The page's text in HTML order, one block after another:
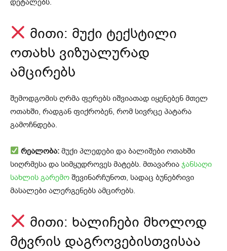
მითი: მუქი ტექსტილი
ოთახს ვიზუალურად
ამცირებს
შემოდგომის ღრმა ფერებს იშვიათად იყენებენ მთელ
ოთახში, რადგან ფიქრობენ, რომ სივრცე პატარა
გამოჩნდება.
რეალობა: მუქი პლედები და ბალიშები ოთახში
სიღრმესა და სიმყუდროვეს მატებს. მთავარია ჯანსაღი
სახლის გარემო შევინარჩუნოთ, სადაც ბუნებრივი
მასალები ალერგენებს ამცირებს.
მითი: ხალიჩები მხოლოდ
მტვრის დაგროვებისთვისაა